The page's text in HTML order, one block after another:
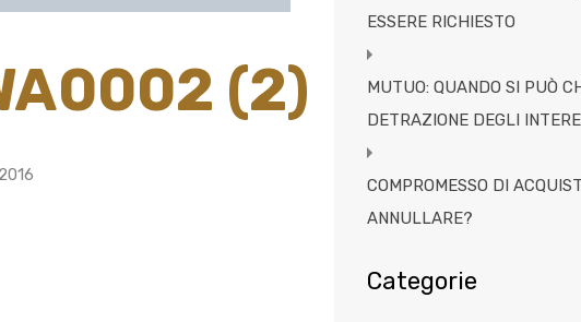
(2)
ESSERE RICHIESTO
MUTUO: QUANDO SI PUÒ
DETRAZIONE DEGLI
COMPROMESSO DI
ANNULLARE?
Categorie